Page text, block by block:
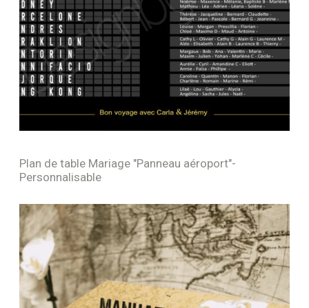
Plan de table Mariage "Panneau aéroport"-
Personnalisable